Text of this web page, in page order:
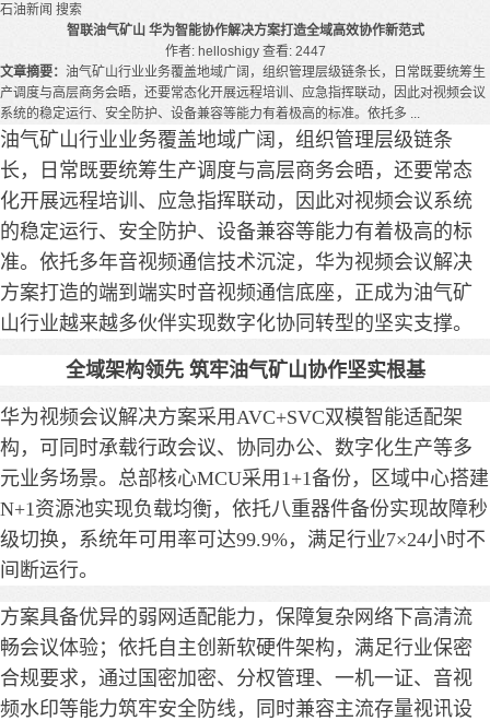
石油新闻 搜索
智联油气矿山 华为智能协作解决方案打造全域高效协作新范式
作者: helloshigy 查看: 2447
文章摘要： 油气矿山行业业务覆盖地域广阔，组织管理层级链条长，日常既要统筹生
产调度与高层商务会晤，还要常态化开展远程培训、应急指挥联动，因此对视频会议
系统的稳定运行、安全防护、设备兼容等能力有着极高的标准。依托多 ...
油气矿山行业业务覆盖地域广阔，组织管理层级链条
长，日常既要统筹生产调度与高层商务会晤，还要常态
化开展远程培训、应急指挥联动，因此对视频会议系统
的稳定运行、安全防护、设备兼容等能力有着极高的标
准。依托多年音视频通信技术沉淀，华为视频会议解决
方案打造的端到端实时音视频通信底座，正成为油气矿
山行业越来越多伙伴实现数字化协同转型的坚实支撑。
全域架构领先 筑牢油气矿山协作坚实根基
华为视频会议解决方案采用AVC+SVC双模智能适配架
构，可同时承载行政会议、协同办公、数字化生产等多
元业务场景。总部核心MCU采用1+1备份，区域中心搭建
N+1资源池实现负载均衡，依托八重器件备份实现故障秒
级切换，系统年可用率可达99.9%，满足行业7×24小时不
间断运行。
方案具备优异的弱网适配能力，保障复杂网络下高清流
畅会议体验；依托自主创新软硬件架构，满足行业保密
合规要求，通过国密加密、分权管理、一机一证、音视
频水印等能力筑牢安全防线，同时兼容主流存量视讯设